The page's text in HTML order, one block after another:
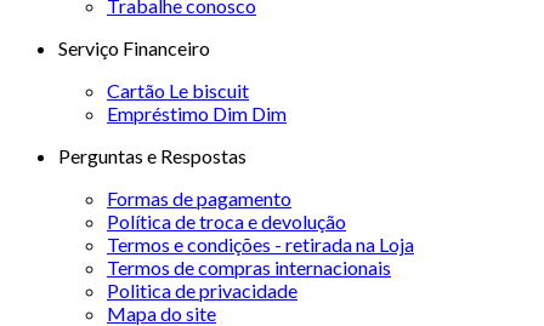
Trabalhe conosco
Serviço Financeiro
Cartão Le biscuit
Empréstimo Dim Dim
Perguntas e Respostas
Formas de pagamento
Política de troca e devolução
Termos e condições - retirada na Loja
Termos de compras internacionais
Politica de privacidade
Mapa do site